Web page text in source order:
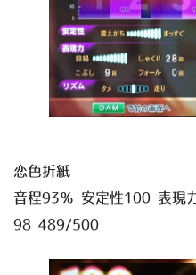
恋色折紙
音程93％ 安定性100 表現
98 489/500